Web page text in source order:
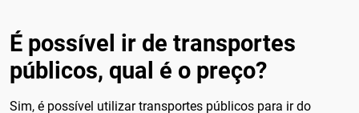
É possível ir de transportes
públicos, qual é o preço?
Sim, é possível utilizar transportes públicos para ir do